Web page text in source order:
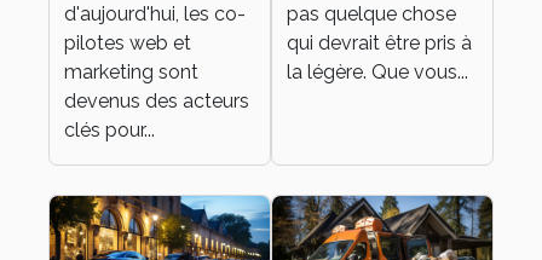
d'aujourd'hui, les co-
pilotes web et
marketing sont
devenus des acteurs
clés pour...
pas quelque chose
qui devrait être pris à
la légère. Que vous...